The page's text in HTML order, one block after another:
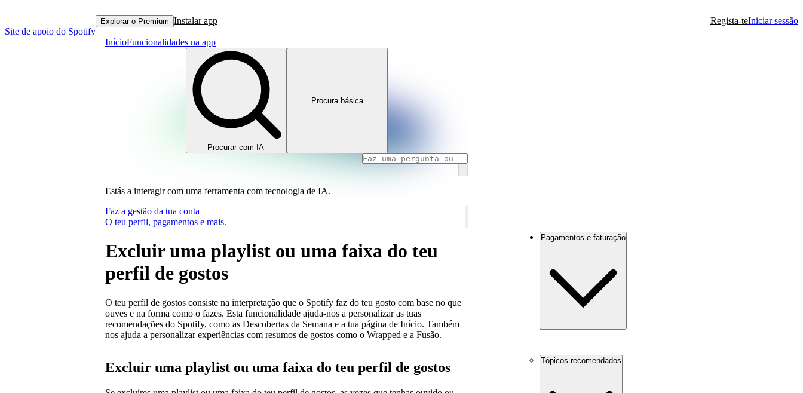
Site de apoio do Spotify
Explorar o Premium Instalar app Regista-teIniciar sessão
InícioFuncionalidades na app
Procurar com IA
Procura básica
Estás a interagir com uma ferramenta com tecnologia de IA.
Faz a gestão da tua conta
O teu perfil, pagamentos e mais.
Excluir uma playlist ou uma faixa do teu
perfil de gostos
O teu perfil de gostos consiste na interpretação que o Spotify faz do teu gosto com base no que
ouves e na forma como o fazes. Esta funcionalidade ajuda-nos a personalizar as tuas
recomendações do Spotify, como as Descobertas da Semana e a tua página de Início. Também
nos ajuda a personalizar experiências com resumos de gostos como o Wrapped e a Fusão.
Excluir uma playlist ou uma faixa do teu perfil de gostos
Pagamentos e faturação
Tópicos recomendados